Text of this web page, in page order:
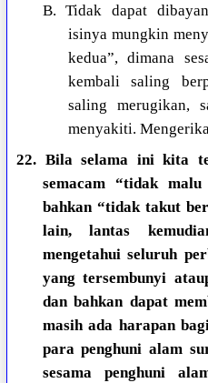
B. Tidak dapat
isinya mungkin
kedua”, dimana
kembali saling
saling merugikan,
menyakiti.
22. Bila selama ini kita
semacam “tidak
bahkan “tidak takut
lain, lantas
mengetahui seluruh
yang tersembunyi
dan bahkan dapat
masih ada harapan
para penghuni alam
sesama penghuni